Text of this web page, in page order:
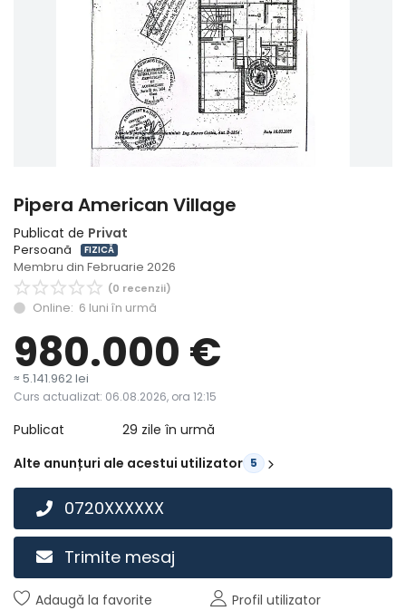
Autentificare
Înregistrare
Pipera American Village
Publicat de Privat
Persoană FIZICĂ
Membru din Februarie 2026
(0 recenzii)
Online: 6 luni în urmă
980.000 €
≈ 5.141.962 lei
Curs actualizat: 06.08.2026, ora 12:15
Publicat
29 zile în urmă
Alte anunțuri ale acestui utilizator 5
0720XXXXXX
Trimite mesaj
Adaugă la favorite Profil utilizator